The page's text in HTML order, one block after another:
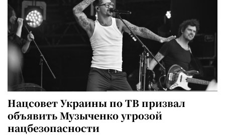
Нацсовет Украины по ТВ призвал
объявить Музыченко угрозой
нацбезопасности